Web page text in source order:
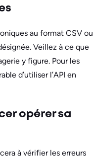
au format CSV ou
Veillez à ce que
y figure. Pour les
d’utiliser l’API en
opérer sa
à vérifier les erreurs